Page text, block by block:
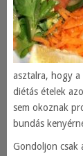
asztalra, hogy
diétás ételek
sem okoznak
bundás
Gondoljon csak